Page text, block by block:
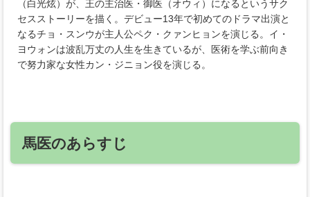
（白光炫）が、王の主治医・御医（オウィ）になるというサク
セスストーリーを描く。デビュー13年で初めてのドラマ出演と
なるチョ・スンウが主人公ペク・クァンヒョンを演じる。イ・
ヨウォンは波乱万丈の人生を生きているが、医術を学ぶ前向き
で努力家な女性カン・ジニョン役を演じる。
馬医のあらすじ